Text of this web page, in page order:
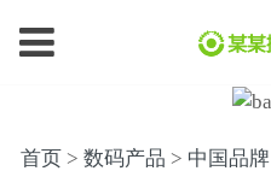
首页> 数码产品 > 中国品牌